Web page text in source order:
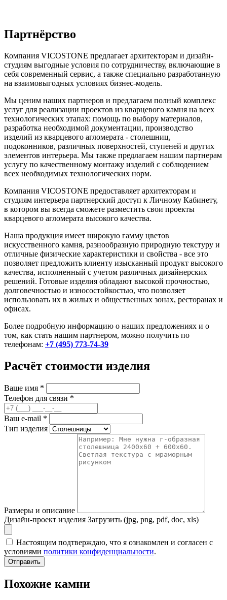
Партнёрство
Компания VICOSTONE предлагает архитекторам и дизайн-
студиям выгодные условия по сотрудничеству, включающие в
себя современный сервис, а также специально разработанную
на взаимовыгодных условиях бизнес-модель.
Мы ценим наших партнеров и предлагаем полный комплекс
услуг для реализации проектов из кварцевого камня на всех
технологических этапах: помощь по выбору материалов,
разработка необходимой документации, производство
изделий из кварцевого агломерата - столешниц,
подоконников, различных поверхностей, ступеней и других
элементов интерьера. Мы также предлагаем нашим партнерам
услугу по качественному монтажу изделий с соблюдением
всех необходимых технологических норм.
Компания VICOSTONE предоставляет архитекторам и
студиям интерьера партнерский доступ к Личному Кабинету,
в котором вы всегда сможете разместить свои проекты
кварцевого агломерата высокого качества.
Наша продукция имеет широкую гамму цветов
искусственного камня, разнообразную природную текстуру и
отличные физические характеристики и свойства - все это
позволяет предложить клиенту изысканный продукт высокого
качества, исполненный с учетом различных дизайнерских
решений. Готовые изделия обладают высокой прочностью,
долговечностью и износостойкостью, что позволяет
использовать их в жилых и общественных зонах, ресторанах и
офисах.
Более подробную информацию о наших предложениях и о
том, как стать нашим партнером, можно получить по
телефонам: +7 (495) 773-74-39
Расчёт стоимости изделия
Ваше имя *
Телефон для связи *
Ваш e-mail *
Тип изделия
Размеры и описание
Дизайн-проект изделия Загрузить (jpg, png, pdf, doc, xls)
Настоящим подтверждаю, что я ознакомлен и согласен с
условиями политики конфиденциальности.
Отправить
Похожие камни